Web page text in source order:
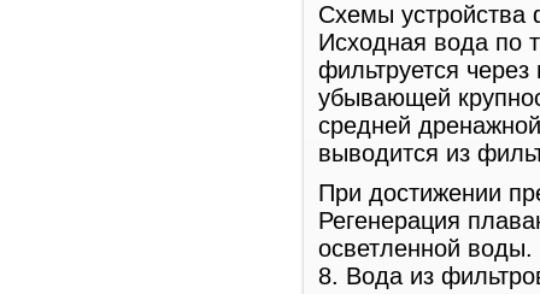
Схемы
Исходная вода по
фильтруется
убывающей
средней
выводится из
При достижении
Регенерация
осветленной
8. Вода из